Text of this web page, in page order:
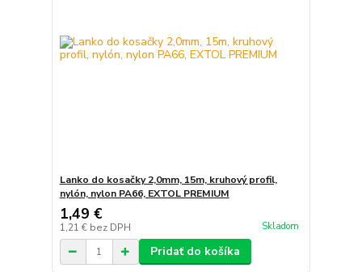
Lanko do kosačky 2,0mm, 15m, kruhový profil,
nylón, nylon PA66, EXTOL PREMIUM
1,49 €
1,21 € bez DPH Skladom
Pridať do košíka